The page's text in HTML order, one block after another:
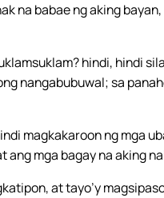
na babae ng aking
hindi, hindi
nangabubuwal; sa
magkakaroon ng mga
mga bagay na aking
at tayo’y